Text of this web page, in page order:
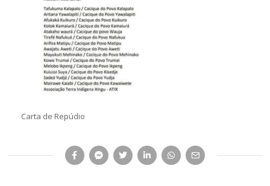
Carta de Repúdio